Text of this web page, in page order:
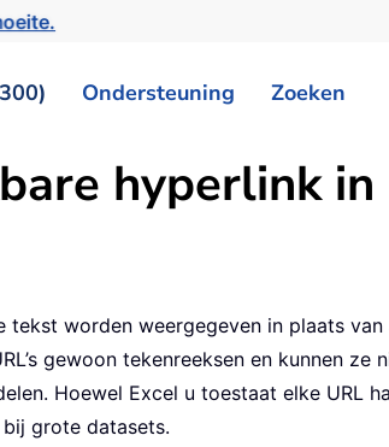
Ondersteuning Zoeken
hyperlink in
tekst worden weergegeven in plaats
gewoon tekenreeksen en kunnen
Hoewel Excel u toestaat elke URL
grote datasets.